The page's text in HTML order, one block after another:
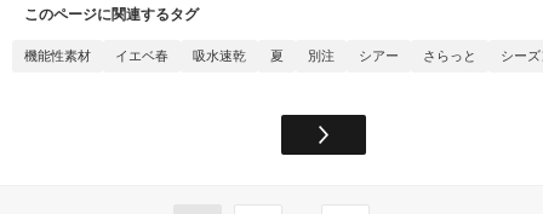
このページに関連するタグ
機能性素材 イエベ春 吸水速乾 夏 別注 シアー さらっと シー